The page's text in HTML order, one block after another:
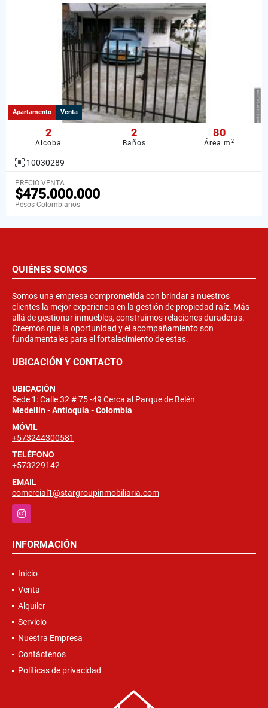
Apartamento Venta
2
Alcoba
2
Baños
80
Área m2
10030289
PRECIO VENTA
$475.000.000
Pesos Colombianos
QUIÉNES SOMOS
Somos una empresa comprometida con brindar a nuestros
clientes la mejor experiencia en la gestión de propiedad raíz. Más
allá de gestionar inmuebles, construimos relaciones duraderas.
Creemos que la oportunidad y el acompañamiento son
fundamentales para el fortalecimiento de estas.
UBICACIÓN Y CONTACTO
UBICACIÓN
Sede 1: Calle 32 # 75 -49 Cerca al Parque de Belén
Medellín - Antioquia - Colombia
MÓVIL
+573244300581
TELÉFONO
+573229142
EMAIL
comercial1@stargroupinmobiliaria.com
Instagram
INFORMACIÓN
Inicio
Venta
Alquiler
Servicio
Nuestra Empresa
Contáctenos
Políticas de privacidad